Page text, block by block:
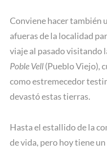
Conviene hacer también
afueras de la localidad
viaje al pasado visitando
Poble Vell(Pueblo Viejo),
como estremecedor
devastó estas tierras.
Hasta el estallido de la
de vida, pero hoy tiene